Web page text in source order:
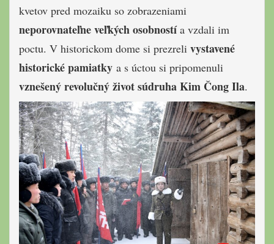
kvetov pred mozaiku so zobrazeniami
neporovnateľne veľkých osobnostía vzdali im
poctu. V historickom dome si prezreli vystavené
historické pamiatky a s úctou si pripomenuli
vznešený revolučný životsúdruhaKim Čong Ila.